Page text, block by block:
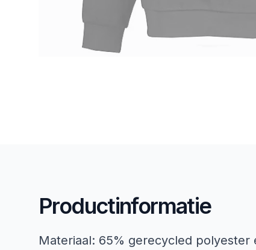
Productinformatie
Materiaal: 65% gerecycled polyester